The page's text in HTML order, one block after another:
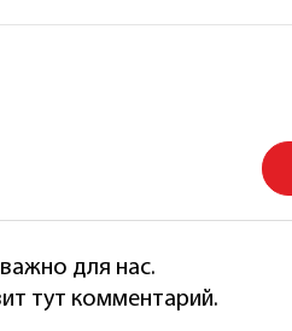
для нас.
тут комментарий.